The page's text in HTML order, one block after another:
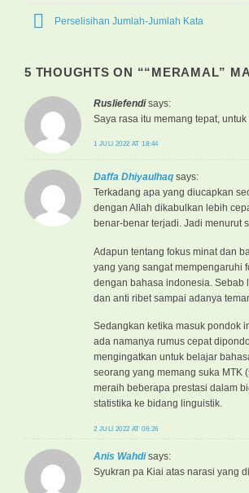
Perselisihan Jumlah-Jumlah Kata
5 THOUGHTS ON ““MERAMAL”
Rusliefendi says:
Saya rasa itu memang tepat,
1 JULI 2022 AT 18:44
Daffa Dhiyaulhaq says:
Terkadang apa yang diucapkan
dengan Allah dikabulkan lebih
benar-benar terjadi. Jadi menurut
Adapun tentang fokus minat dan
yang yang sangat mempengaruhi
dengan bahasa indonesia. Sebab
dan anti ribet sampai adanya
Sedangkan ketika masuk pondok
ada namanya rumus cepat
mengingatkan untuk belajar
seorang yang memang suka MTK
meraih beberapa prestasi dalam
statistika ke bidang linguistik.
2 JULI 2022 AT 06:26
Anis Wahdi says:
Syukran pa Kiai atas narasi yang